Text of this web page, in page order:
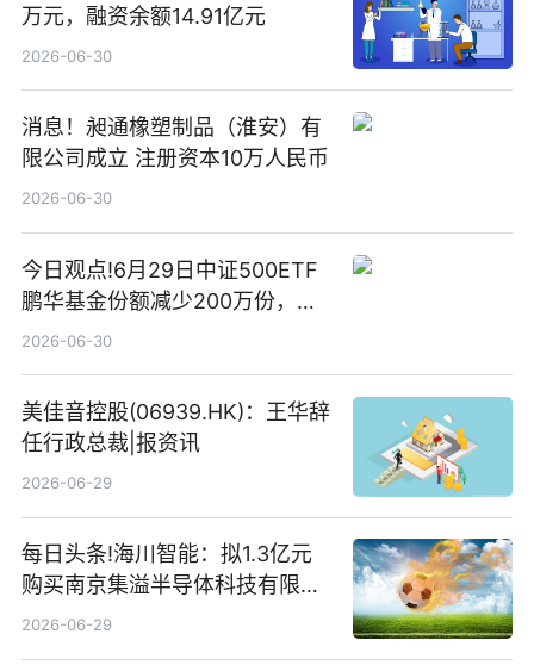
万元，融资余额14.91亿元
2026-06-30
消息！昶通橡塑制品（淮安）有
限公司成立 注册资本10万人民币
2026-06-30
今日观点!6月29日中证500ETF
鹏华基金份额减少200万份，重
仓股亨通光电、赤峰黄金、佰维
2026-06-30
美佳音控股(06939.HK)：王华辞
任行政总裁|报资讯
2026-06-29
每日头条!海川智能：拟1.3亿元
购买南京集溢半导体科技有限公
司15.3%股权
2026-06-29